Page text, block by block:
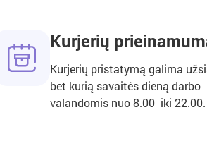
Kurjerių
Kurjerių pristatymą galima
bet kurią savaitės dieną darbo
valandomis nuo 8.00 iki 22.00.